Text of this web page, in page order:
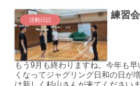
活動日記 練習
もう9月も終わりますね。今年も
くなってジャグリング日和の日が